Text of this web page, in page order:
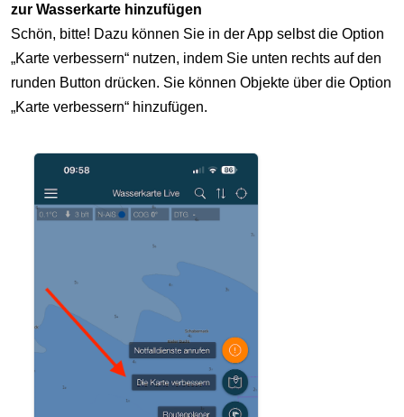
zur Wasserkarte hinzufügen
Schön, bitte! Dazu können Sie in der App selbst die Option
„Karte verbessern“ nutzen, indem Sie unten rechts auf den
runden Button drücken. Sie können Objekte über die Option
„Karte verbessern“ hinzufügen.